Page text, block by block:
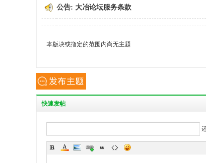
丨
公告: 大冶论坛服务条款
本版块或指定的范围内尚无主题
快速发帖